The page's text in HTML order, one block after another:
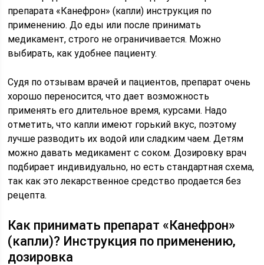
препарата «Канефрон» (капли) инструкция по
применению. До еды или после принимать
медикамент, строго не ограничивается. Можно
выбирать, как удобнее пациенту.
Судя по отзывам врачей и пациентов, препарат очень
хорошо переносится, что дает возможность
применять его длительное время, курсами. Надо
отметить, что капли имеют горький вкус, поэтому
лучше разводить их водой или сладким чаем. Детям
можно давать медикамент с соком. Дозировку врач
подбирает индивидуально, но есть стандартная схема,
так как это лекарственное средство продается без
рецепта.
Как принимать препарат «Канефрон»
(капли)? Инструкция по применению,
дозировка